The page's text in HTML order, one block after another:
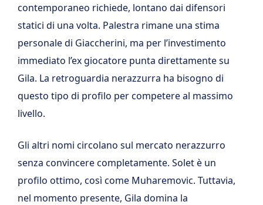
contemporaneo richiede, lontano dai difensori
statici di una volta. Palestra rimane una stima
personale di Giaccherini, ma per l’investimento
immediato l’ex giocatore punta direttamente su
Gila. La retroguardia nerazzurra ha bisogno di
questo tipo di profilo per competere al massimo
livello.
Gli altri nomi circolano sul mercato nerazzurro
senza convincere completamente. Solet è un
profilo ottimo, così come Muharemovic. Tuttavia,
nel momento presente, Gila domina la